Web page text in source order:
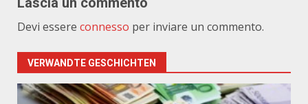
Devi essere connesso per inviare un commento.
VERWANDTE GESCHICHTEN